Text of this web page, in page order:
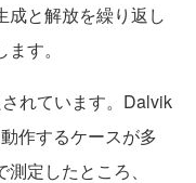
成と解放を繰り返し
す。
れています。Dalvik
作するケースが多
定したところ、